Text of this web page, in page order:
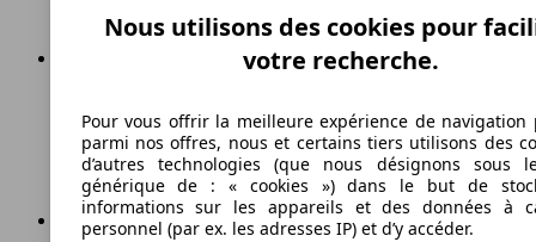
Émissions de CO2 (combinées)*
Nous utilisons des cookies pour
votre recherche.
Pour vous offrir la meilleure expérience de navigation
parmi nos offres, nous et certains tiers utilisons des
d’autres technologies (que nous désignons sous
générique de : « cookies ») dans le but de
informations sur les appareils et des données à
personnel (par ex. les adresses IP) et d’y accéder.